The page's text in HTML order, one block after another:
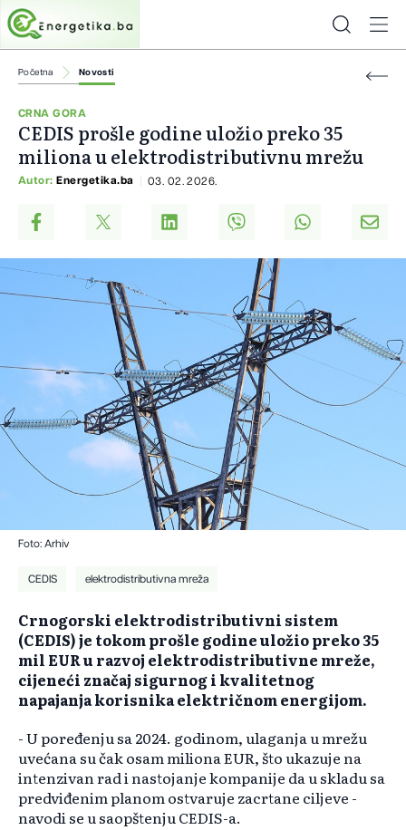
Početna Novosti
CRNA GORA
CEDIS prošle godine uložio preko 35
miliona u elektrodistributivnu mrežu
Autor: Energetika.ba 03. 02. 2026.
Foto: Arhiv
CEDIS elektrodistributivna mreža
Crnogorski elektrodistributivni sistem
(CEDIS) je tokom prošle godine uložio preko 35
mil EUR u razvoj elektrodistributivne mreže,
cijeneći značaj sigurnog i kvalitetnog
napajanja korisnika električnom energijom.
- U poređenju sa 2024. godinom, ulaganja u mrežu
uvećana su čak osam miliona EUR, što ukazuje na
intenzivan rad i nastojanje kompanije da u skladu sa
predviđenim planom ostvaruje zacrtane ciljeve -
navodi se u saopštenju CEDIS-a.